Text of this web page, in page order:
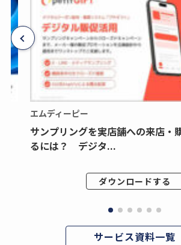
エムディーピー
サンプリングを実店舗への来店・
るには？ デジタ...
ダウンロードする
サービス資料一覧